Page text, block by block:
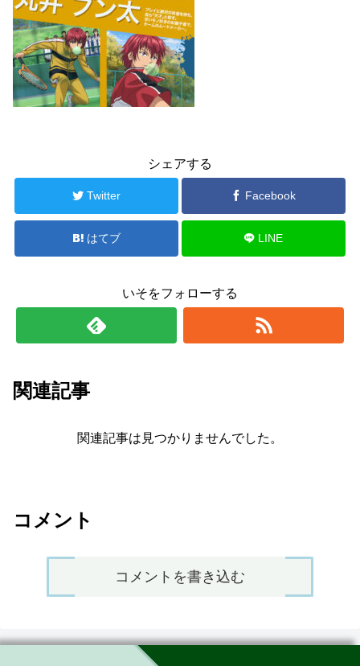
シェアする
Twitter Facebook
はてブ LINE
いそをフォローする
関連記事
関連記事は見つかりませんでした。
コメント
コメントを書き込む